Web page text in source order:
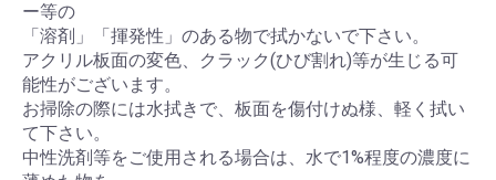
ー等の
「溶剤」「揮発性」のある物で拭かないで下さい。
アクリル板面の変色、クラック(ひび割れ)等が生じる可
能性がございます。
お掃除の際には水拭きで、板面を傷付けぬ様、軽く拭い
て下さい。
中性洗剤等をご使用される場合は、水で1%程度の濃度に